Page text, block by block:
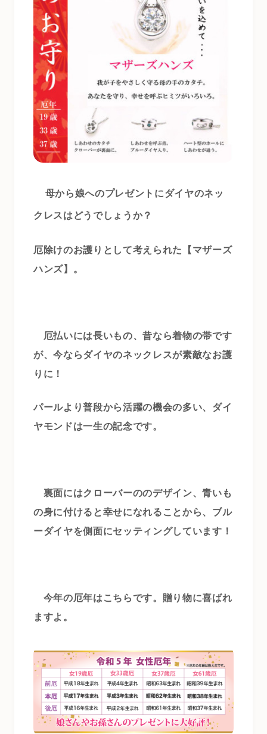
母から娘へのプレゼントにダイヤのネッ
クレスはどうでしょうか？
厄除けのお護りとして考えられた【マザーズ
ハンズ】。
厄払いには長いもの、昔なら着物の帯です
が、今ならダイヤのネックレスが素敵なお護
りに！
パールより普段から活躍の機会の多い、ダイ
ヤモンドは一生の記念です。
裏面にはクローバーののデザイン、青いも
の身に付けると幸せになれることから、ブル
ーダイヤを側面にセッティングしています！
今年の厄年はこちらです。贈り物に喜ばれ
ますよ。